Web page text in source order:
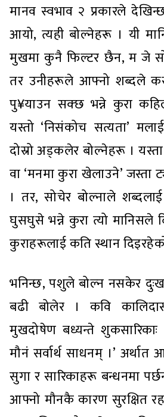
मानव स्वभाव २ प्रकारले
आयो, त्यही बोल्नेहरू । यी
मुखमा कुनै फिल्टर छैन, म जे
तर उनीहरूले आफ्नो शब्दले
पु¥याउन सक्छ भन्ने कुरा
यस्तो ‘निसंकोच सत्यता’
दोस्रो अड्कलेर बोल्नेहरू ।
वा ‘मनमा कुरा खेलाउने’ जस्ता
। तर, सोचेर बोल्नाले
घुसघुसे भन्ने कुरा त्यो मानिसले
कुराहरूलाई कति स्थान
भनिन्छ, पशुले बोल्न नसकेर
बढी बोलेर । कवि
मुखदोषेण बध्यन्ते शुकसारिकाः
मौनं सर्वार्थ साधनम् ।’
सुगा र सारिकाहरू बन्धनमा
आफ्नो मौनकै कारण सुरक्षित